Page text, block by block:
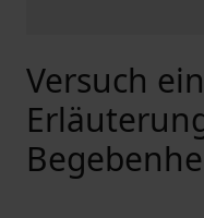
Versuch